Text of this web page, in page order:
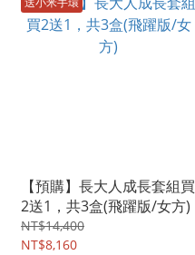
【預購】長大人成長套組買
2送1，共3盒(飛躍版/女方)
NT$14,400
NT$8,160